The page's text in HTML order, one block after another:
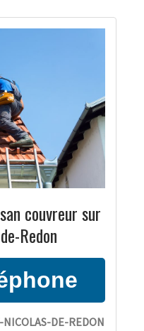
couvreur sur
Redon
DE-REDON